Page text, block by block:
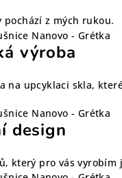
pochází z mých rukou.
výroba
na upcyklaci skla,
design
který pro vás vyrobím